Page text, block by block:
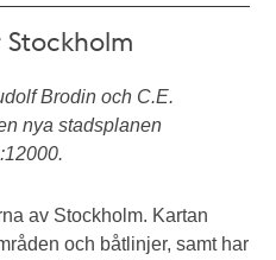
Brodin och C.E.
nya stadsplanen
av Stockholm. Kartan
och båtlinjer, samt har